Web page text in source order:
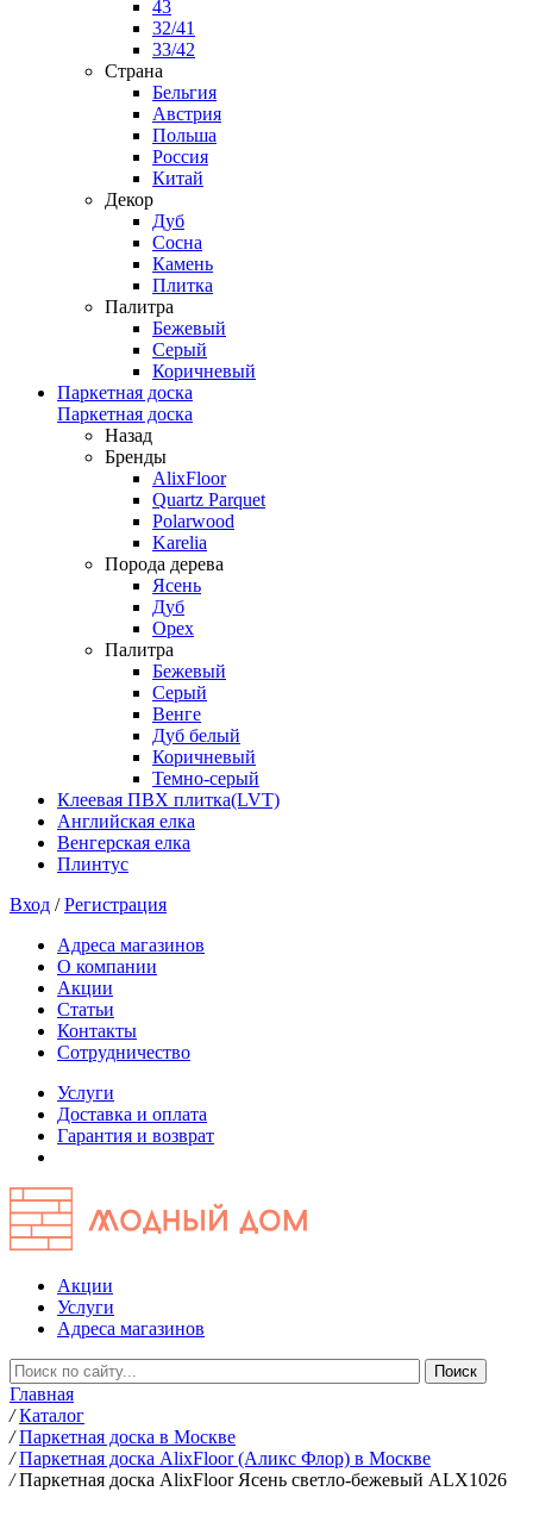
43
32/41
33/42
Страна
Бельгия
Австрия
Польша
Россия
Китай
Декор
Дуб
Сосна
Камень
Плитка
Палитра
Бежевый
Серый
Коричневый
Паркетная доска
Паркетная доска
Назад
Бренды
AlixFloor
Quartz Parquet
Polarwood
Karelia
Порода дерева
Ясень
Дуб
Орех
Палитра
Бежевый
Серый
Венге
Дуб белый
Коричневый
Темно-серый
Клеевая ПВХ плитка(LVT)
Английская елка
Венгерская елка
Плинтус
Вход /Регистрация
Адреса магазинов
О компании
Акции
Статьи
Контакты
Сотрудничество
Услуги
Доставка и оплата
Гарантия и возврат
Акции
Услуги
Адреса магазинов
Главная
/ Каталог
/ Паркетная доска в Москве
/ Паркетная доска AlixFloor (Аликс Флор) в Москве
/ Паркетная доска AlixFloor Ясень светло-бежевый ALX1026